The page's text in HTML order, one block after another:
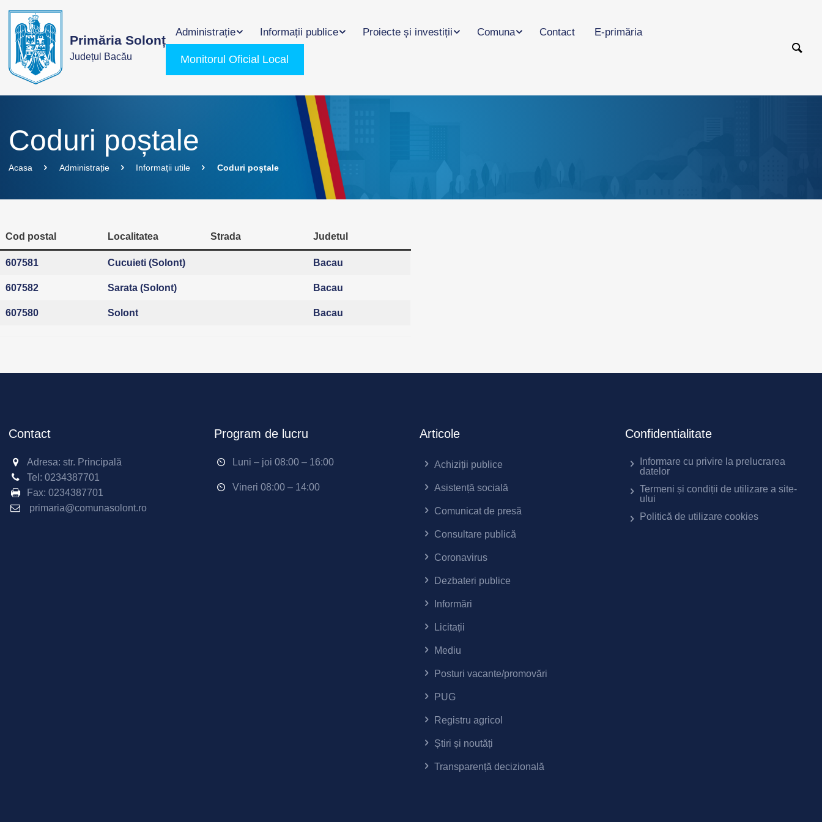
Primăria Solonț
Județul Bacău
Administrație Informații publice Proiecte și investiții Comuna Contact E-primăria
Monitorul Oficial Local
Coduri poștale
Acasa Administrație Informații utile Coduri poștale
Cod postal Localitatea Strada Judetul
607581 Cucuieti (Solont) Bacau
607582 Sarata (Solont) Bacau
607580 Solont Bacau
Contact
Adresa: str. Principală
Tel: 0234387701
Fax: 0234387701
primaria@comunasolont.ro
Program de lucru
Luni – joi 08:00 – 16:00
Vineri 08:00 – 14:00
Articole
Achiziții publice
Asistență socială
Comunicat de presă
Consultare publică
Coronavirus
Dezbateri publice
Informări
Licitații
Mediu
Posturi vacante/promovări
PUG
Registru agricol
Știri și noutăți
Transparență decizională
Confidentialitate
Informare cu privire la prelucrarea
datelor
Termeni și condiții de utilizare a site-
ului
Politică de utilizare cookies